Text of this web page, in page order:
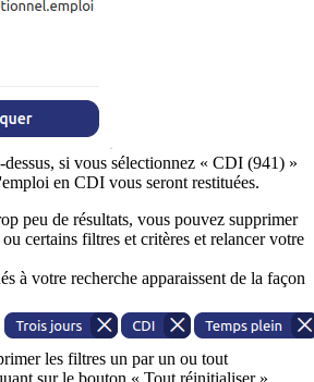
si vous sélectionnez « CDI (941) »
en CDI vous seront restituées.
peu de résultats, vous pouvez supprimer
certains filtres et critères et relancer votre
à votre recherche apparaissent de la façon
les filtres un par un ou tout
sur le bouton « Tout réinitialiser ».